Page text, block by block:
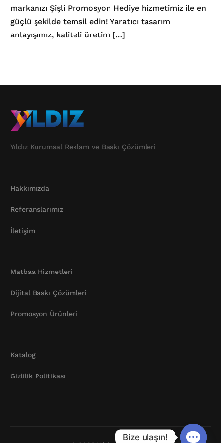
markanızı Şişli Promosyon Hediye hizmetimiz ile en
güçlü şekilde temsil edin! Yaratıcı tasarım
anlayışımız, kaliteli üretim […]
Yıldız Kurumsal Reklam ve Baskı Çözümleri
Hakkımızda
Referanslarımız
İletişim
Matbaa Hizmetleri
Dijital Baskı Çözümleri
Promosyon Ürünleri
Katalog
Gizlilik Politikası
Katalog
Bize ulaşın!